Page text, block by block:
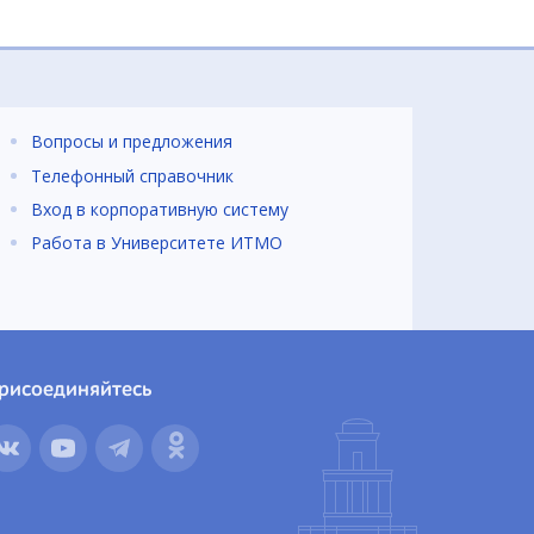
Вопросы и предложения
Телефонный справочник
Вход в корпоративную систему
Работа в Университете ИТМО